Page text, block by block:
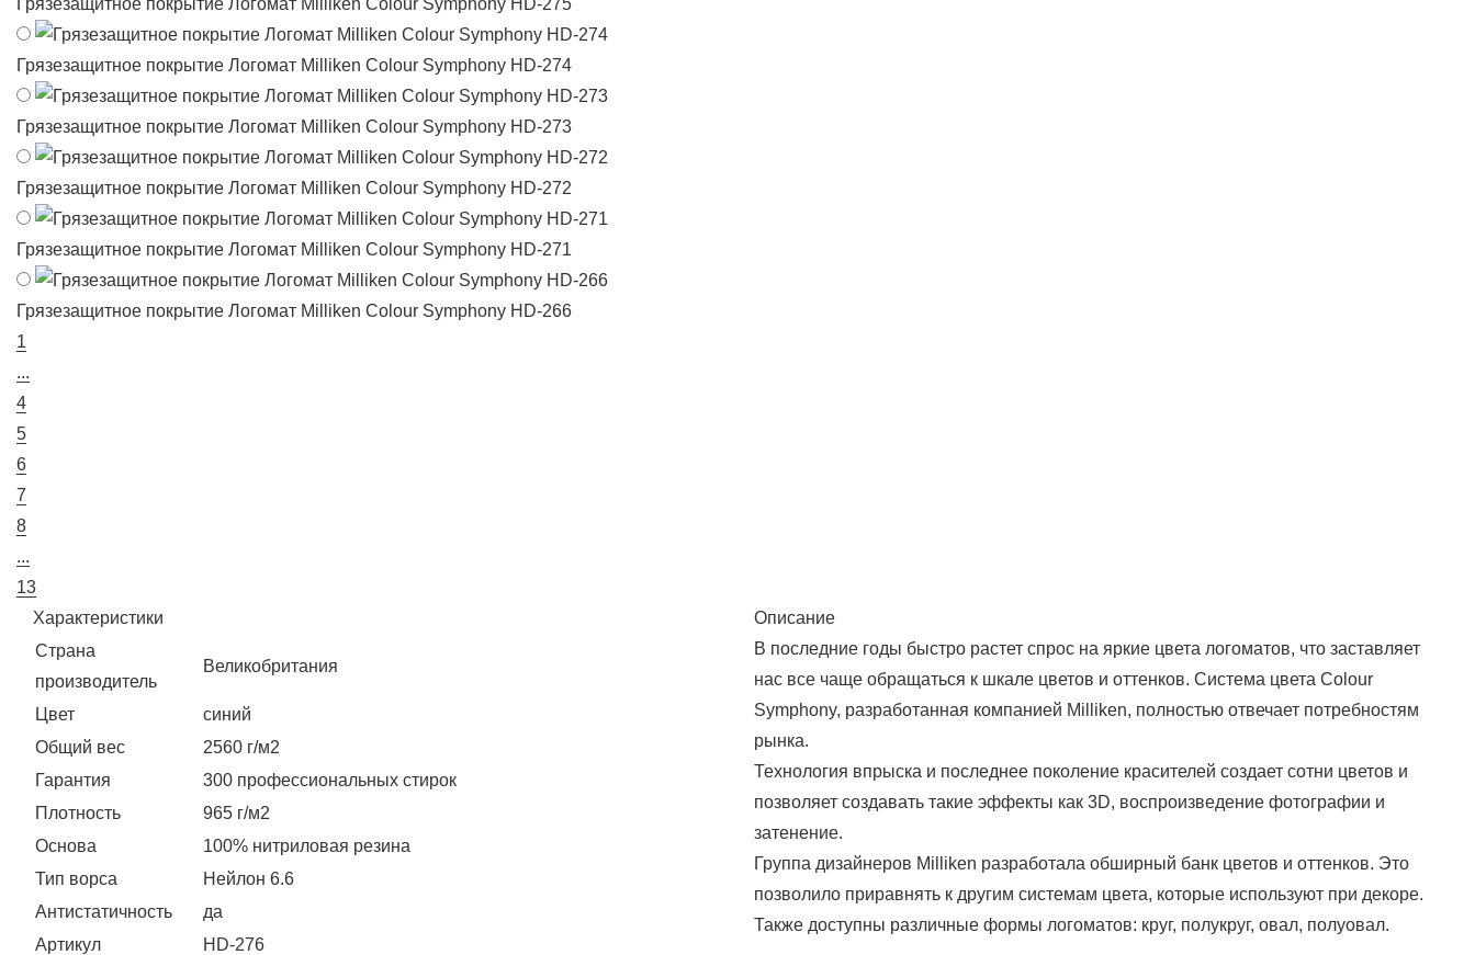
Грязезащитное покрытие Логомат Milliken Colour Symphony HD-275
Грязезащитное покрытие Логомат Milliken Colour Symphony HD-274
Грязезащитное покрытие Логомат Milliken Colour Symphony HD-273
Грязезащитное покрытие Логомат Milliken Colour Symphony HD-272
Грязезащитное покрытие Логомат Milliken Colour Symphony HD-271
Грязезащитное покрытие Логомат Milliken Colour Symphony HD-266
1
...
4
5
6
7
8
...
13
Характеристики
Страна
производитель
Великобритания
Цвет
синий
Общий вес
2560 г/м2
Гарантия
300 профессиональных стирок
Плотность
965 г/м2
Основа
100% нитриловая резина
Тип ворса
Нейлон 6.6
Антистатичность
да
Артикул
HD-276
Описание
В последние годы быстро растет спрос на яркие цвета логоматов, что заставляет
нас все чаще обращаться к шкале цветов и оттенков. Система цвета Colour
Symphony, разработанная компанией Milliken, полностью отвечает потребностям
рынка.
Технология впрыска и последнее поколение красителей создает сотни цветов и
позволяет создавать такие эффекты как 3D, воспроизведение фотографии и
затенение.
Группа дизайнеров Milliken разработала обширный банк цветов и оттенков. Это
позволило приравнять к другим системам цвета, которые используют при декоре.
Также доступны различные формы логоматов: круг, полукруг, овал, полуовал.